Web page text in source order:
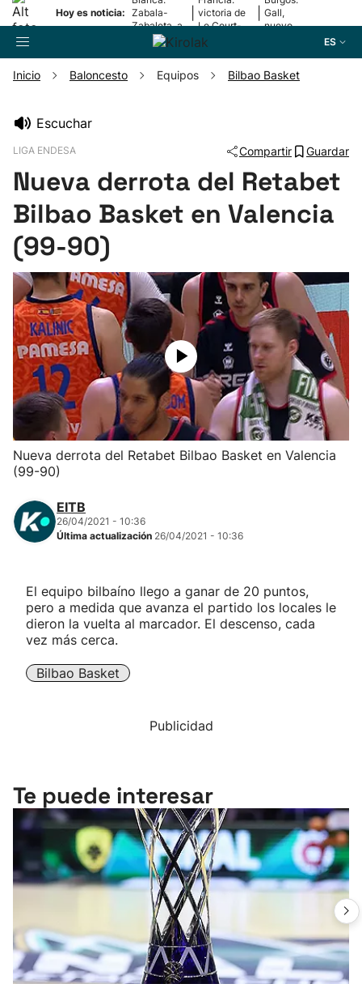
Hoy es noticia: Zabala-
Zabaleta, a
la final
victoria de
Le Court-
Pienaar
Gall,
nuevo
ES
Pelota
Remo
Baloncesto
Ciclismo
Herri-kirolak
Balonmano
Kirolak 360
Atletismo
Más deportes
Inicio Baloncesto Equipos Bilbao Basket
Escuchar
LIGA ENDESA Compartir Guardar
Nueva derrota del Retabet
Bilbao Basket en Valencia
(99-90)
Nueva derrota del Retabet Bilbao Basket en Valencia
(99-90)
EITB
26/04/2021 - 10:36
Última actualización 26/04/2021 - 10:36
El equipo bilbaíno llego a ganar de 20 puntos,
pero a medida que avanza el partido los locales le
dieron la vuelta al marcador. El descenso, cada
vez más cerca.
Bilbao Basket
Publicidad
Te puede interesar